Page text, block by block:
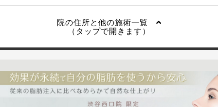
院の住所と他の施術一覧
（タップで開きます）